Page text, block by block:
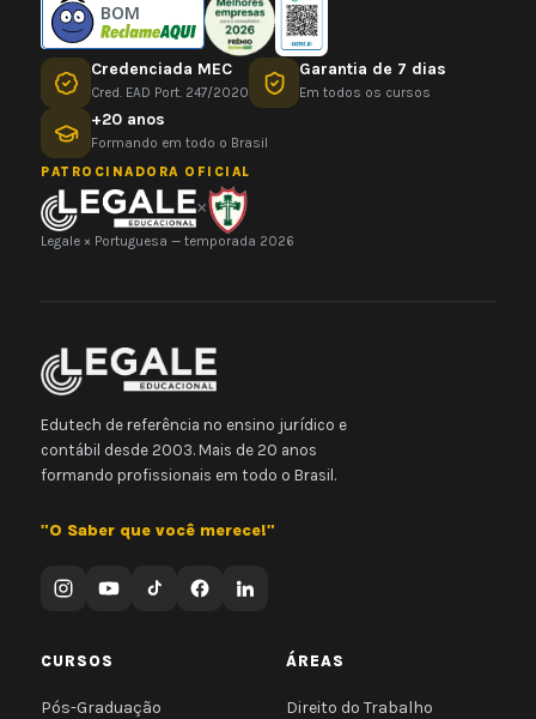
BOM
Credenciada MEC
Cred. EAD Port. 247/2020
Garantia de 7 dias
Em todos os cursos
+20 anos
Formando em todo o Brasil
PATROCINADORA OFICIAL
×
Legale × Portuguesa — temporada 2026
Edutech de referência no ensino jurídico e
contábil desde 2003. Mais de 20 anos
formando profissionais em todo o Brasil.
"O Saber que você merece!"
CURSOS
Pós-Graduação
ÁREAS
Direito do Trabalho